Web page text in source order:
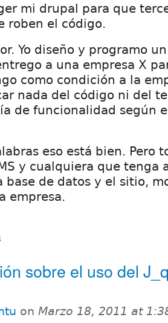
mi drupal para que
roben el código.
Yo diseño y programo
a una empresa X
como condición a la
nada del código ni del
de funcionalidad según
eso está bien. Pero
y cualquiera que tenga
base de datos y el sitio,
empresa.
sobre el uso del
on Marzo 18, 2011 at